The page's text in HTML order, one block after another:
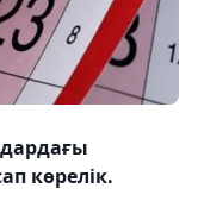
көрелік.